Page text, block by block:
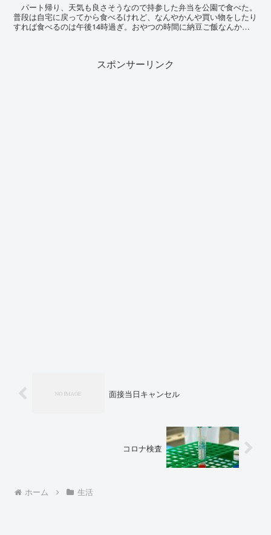
パート帰り、天気も良さそうなので持参した弁当を公園で食べた。
普段は自宅に戻ってから食べるけれど、なんやかんや買い物をしたり
すれば食べるのは午後14時過ぎ。おやつの時間に納豆ご飯なんかを
スポンサーリンク
面接当日キャンセル
コロナ検査
ホーム 生活